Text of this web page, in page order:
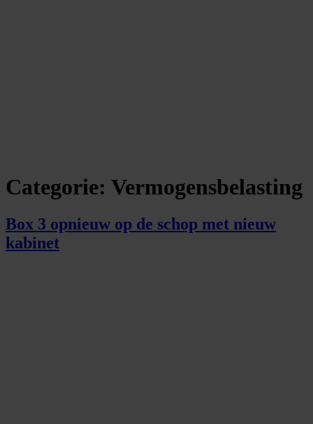
Categorie: Vermogensbelasting
Box 3 opnieuw op de schop met nieuw
kabinet